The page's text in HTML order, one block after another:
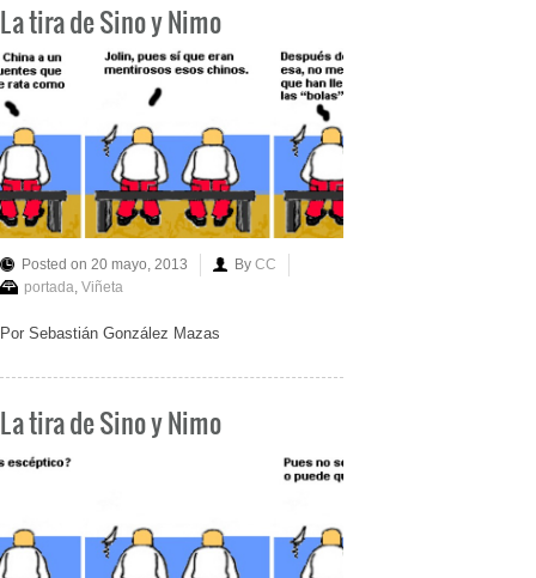
La tira de Sino y Nimo
Posted on 20 mayo, 2013 By CC
portada, Viñeta
Por Sebastián González Mazas
La tira de Sino y Nimo